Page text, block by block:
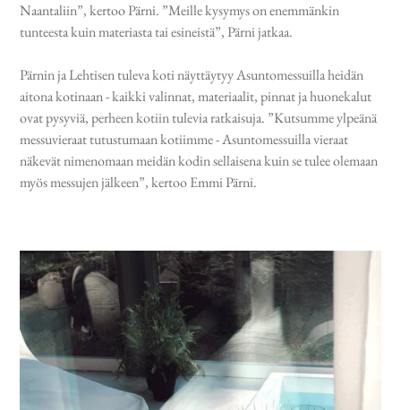
Naantaliin”, kertoo Pärni. ”Meille kysymys on enemmänkin
tunteesta kuin materiasta tai esineistä”, Pärni jatkaa.
Pärnin ja Lehtisen tuleva koti näyttäytyy Asuntomessuilla heidän
aitona kotinaan - kaikki valinnat, materiaalit, pinnat ja huonekalut
ovat pysyviä, perheen kotiin tulevia ratkaisuja. ”Kutsumme ylpeänä
messuvieraat tutustumaan kotiimme - Asuntomessuilla vieraat
näkevät nimenomaan meidän kodin sellaisena kuin se tulee olemaan
myös messujen jälkeen”, kertoo Emmi Pärni.